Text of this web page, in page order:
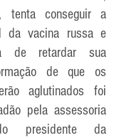
tenta conseguir a
da vacina russa e
de retardar sua
de que os
aglutinados foi
pela assessoria
presidente da